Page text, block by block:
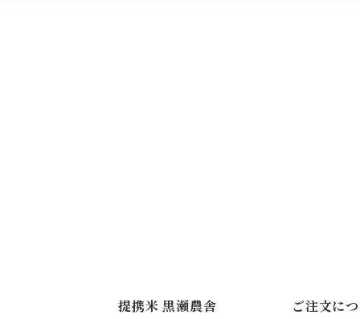
提携米 黒瀬農舎 ご注文に